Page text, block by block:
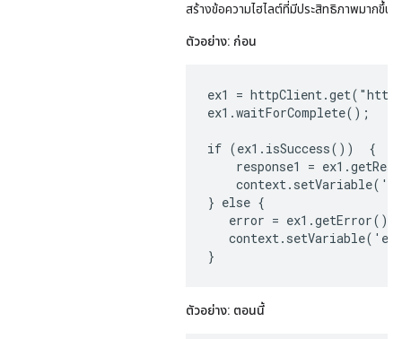
สร้างข้อความไฮไลต์ที่มีประสิทธิภาพมากขึ้นโ
ตัวอย่าง: ก่อน
ex1 =
ex1.waitForComplete();
if (ex1.isSuccess())  {
response1 =
} else {
   error = ex1.getError();
ตัวอย่าง: ตอนนี้